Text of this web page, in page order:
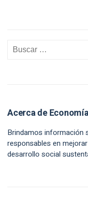
Acerca de
Brindamos información
responsables en
desarrollo social